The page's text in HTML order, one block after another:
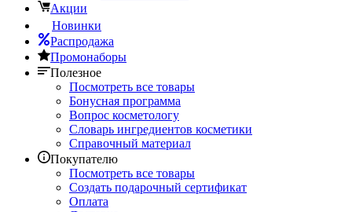
Акции
Новинки
Распродажа
Промонаборы
Полезное
Посмотреть все товары
Бонусная программа
Вопрос косметологу
Словарь ингредиентов косметики
Справочный материал
Покупателю
Посмотреть все товары
Создать подарочный сертификат
Оплата